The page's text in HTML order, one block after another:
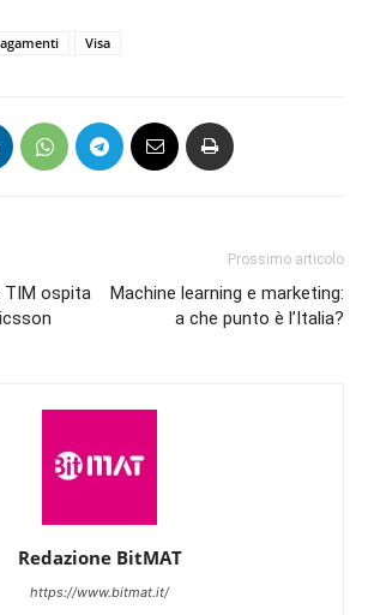
Visa
TIM ospita
Prossimo articolo
Machine learning e marketing:
a che punto è l’Italia?
Redazione BitMAT
https://www.bitmat.it/